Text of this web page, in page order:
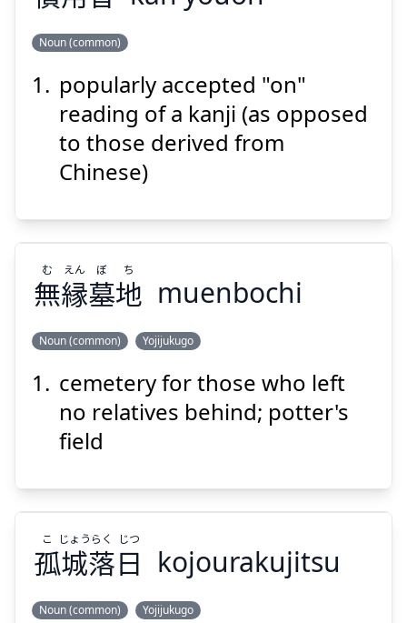
Suspend
慣
用
音
かん
よう
おん
Suspend
Noun (common)
popularly accepted "on"
reading of a kanji (as opposed
to those derived from
Chinese)
無
縁
墓
地
む
えん
ぼ
ち
Show answer
Suspend
無縁墓地
む えん ぼ ち
muenbochi
Noun (common) Yojijukugo
cemetery for those who left
no relatives behind; potter's
field
孤城落日
こ じょう らく じつ
kojourakujitsu
Noun (common) Yojijukugo